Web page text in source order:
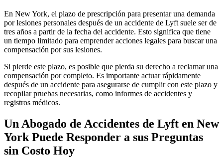
En New York, el plazo de prescripción para presentar una demanda
por lesiones personales después de un accidente de Lyft suele ser de
tres años a partir de la fecha del accidente. Esto significa que tiene
un tiempo limitado para emprender acciones legales para buscar una
compensación por sus lesiones.
Si pierde este plazo, es posible que pierda su derecho a reclamar una
compensación por completo. Es importante actuar rápidamente
después de un accidente para asegurarse de cumplir con este plazo y
recopilar pruebas necesarias, como informes de accidentes y
registros médicos.
Un Abogado de Accidentes de Lyft en New
York Puede Responder a sus Preguntas
sin Costo Hoy